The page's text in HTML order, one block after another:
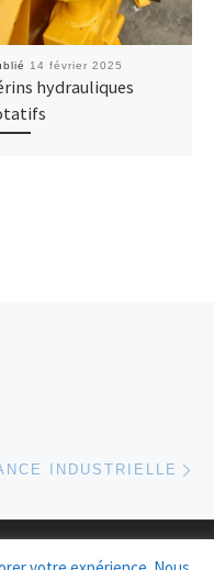
14 février 2025
hydrauliques
INDUSTRIELLE
droits réservés